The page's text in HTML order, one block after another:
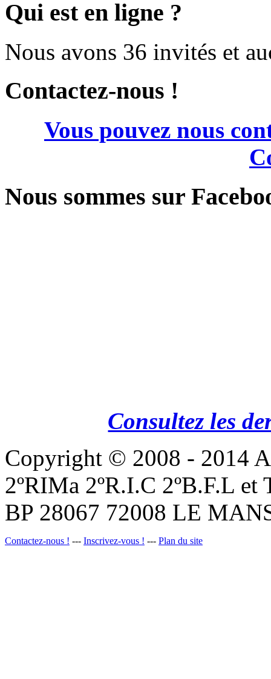
Qui est en ligne ?
Nous avons 36 invités et
Contactez-nous !
Vous pouvez nous
Nous sommes sur
Consultez les
Copyright © 2008 - 2014
2ºRIMa 2ºR.I.C 2ºB.F.L
BP 28067 72008 LE
Contactez-nous ! --- Inscrivez-vous ! --- Plan du site